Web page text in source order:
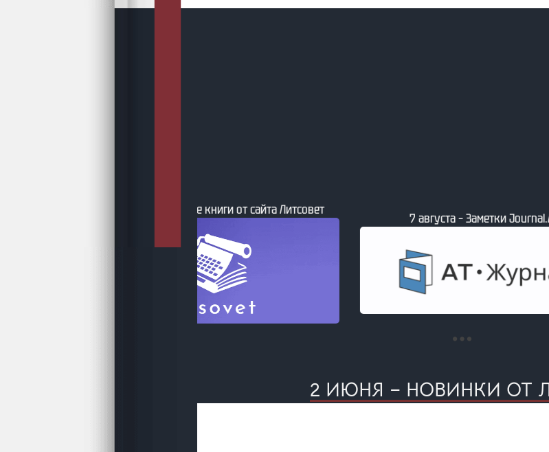
7 августа – Заметки Journal.АТ
7 августа –
рынка
2 ИЮНЯ – НОВИНКИ ОТ